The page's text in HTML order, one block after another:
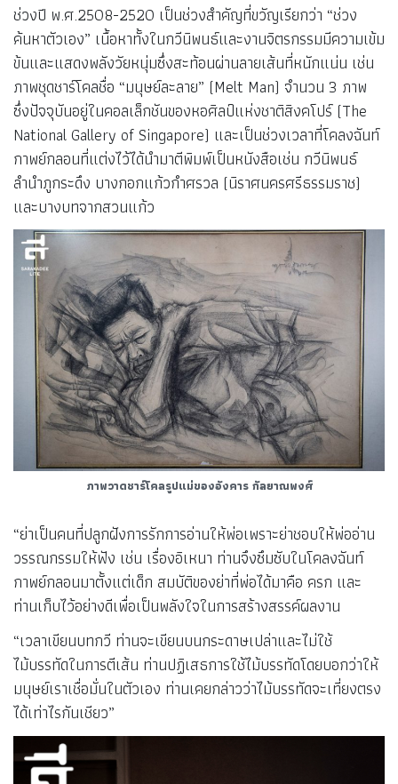
ช่วงปี พ.ศ.2508-2520 เป็นช่วงสำคัญที่ขวัญเรียกว่า “ช่วง
ค้นหาตัวเอง” เนื้อหาทั้งในกวีนิพนธ์และงานจิตรกรรมมีความเข้ม
ข้นและแสดงพลังวัยหนุ่มซึ่งสะท้อนผ่านลายเส้นที่หนักแน่น เช่น
ภาพชุดชาร์โคลชื่อ “มนุษย์ละลาย” (Melt Man) จำนวน 3 ภาพ
ซึ่งปัจจุบันอยู่ในคอลเล็กชันของหอศิลป์แห่งชาติสิงคโปร์ (The
National Gallery of Singapore) และเป็นช่วงเวลาที่โคลงฉันท์
กาพย์กลอนที่แต่งไว้ได้นำมาตีพิมพ์เป็นหนังสือเช่น กวีนิพนธ์
ลำนำภูกระดึง บางกอกแก้วกำศรวล (นิราศนครศรีธรรมราช)
และบางบทจากสวนแก้ว
ภาพวาดชาร์โคลรูปแม่ของอังคาร กัลยาณพงศ์
“ย่าเป็นคนที่ปลูกฝังการรักการอ่านให้พ่อเพราะย่าชอบให้พ่ออ่าน
วรรณกรรมให้ฟัง เช่น เรื่องอิเหนา ท่านจึงซึมซับในโคลงฉันท์
กาพย์กลอนมาตั้งแต่เด็ก สมบัติของย่าที่พ่อได้มาคือ ครก และ
ท่านเก็บไว้อย่างดีเพื่อเป็นพลังใจในการสร้างสรรค์ผลงาน
“เวลาเขียนบทกวี ท่านจะเขียนบนกระดาษเปล่าและไม่ใช้
ไม้บรรทัดในการตีเส้น ท่านปฏิเสธการใช้ไม้บรรทัดโดยบอกว่าให้
มนุษย์เราเชื่อมั่นในตัวเอง ท่านเคยกล่าวว่าไม้บรรทัดจะเที่ยงตรง
ได้เท่าไรกันเชียว”